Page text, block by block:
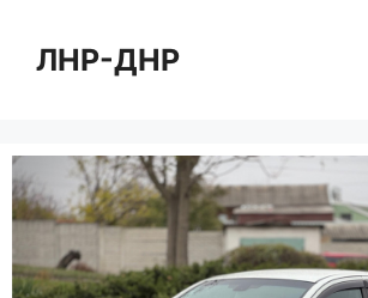
содержимому
ЛНР-ДНР